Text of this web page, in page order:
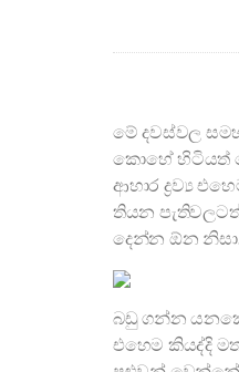
මේ දවස්වල
කොහේ හිටියත්
ආහාර ද්‍රව්‍ය
තියන
දෙන්න ඕන නිසා.
බඩු ගන්න
එහෙම කියද්දි